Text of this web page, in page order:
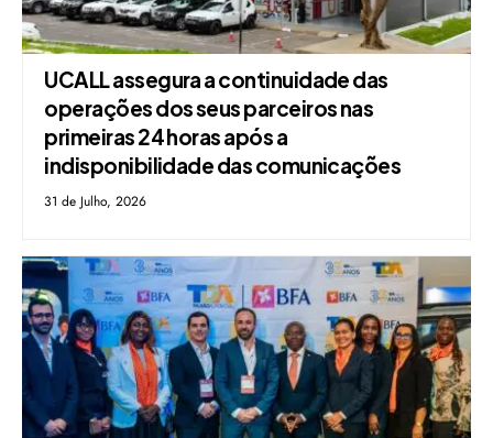
UCALL assegura a continuidade das
operações dos seus parceiros nas
primeiras 24 horas após a
indisponibilidade das comunicações
31 de Julho, 2026